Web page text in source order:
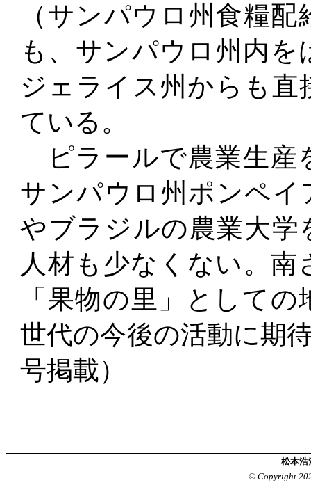
（サンパウロ州食糧
も、サンパウロ州内
ジェライス州からも
ている。
ピラールで農業生産
サンパウロ州ポンペイ
やブラジルの農業大学
人材も少なくない。
「果物の里」として
世代の今後の活動に期
号掲載）
松本
© Copyright